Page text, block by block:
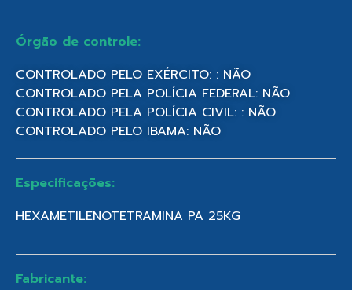
Órgão de controle:
CONTROLADO PELO EXÉRCITO: : NÃO
CONTROLADO PELA POLÍCIA FEDERAL: NÃO
CONTROLADO PELA POLÍCIA CIVIL: : NÃO
CONTROLADO PELO IBAMA: NÃO
Especificações:
HEXAMETILENOTETRAMINA PA 25KG
Fabricante: